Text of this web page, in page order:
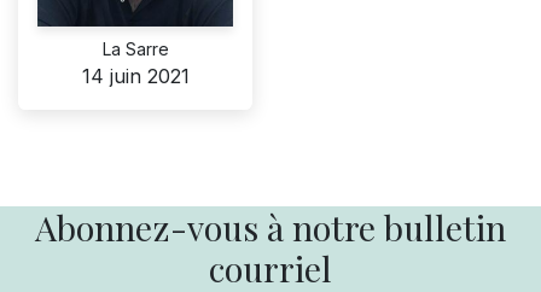
La Sarre
14 juin 2021
Abonnez-vous à notre bulletin
courriel